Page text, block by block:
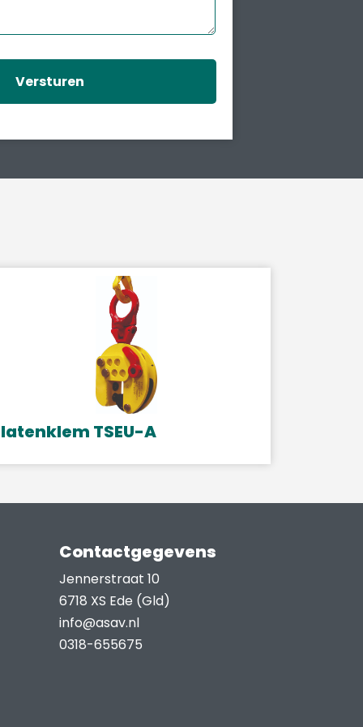
TSEU-A
Contactgegevens
Jennerstraat 10
6718 XS Ede (Gld)
info@asav.nl
0318-655675